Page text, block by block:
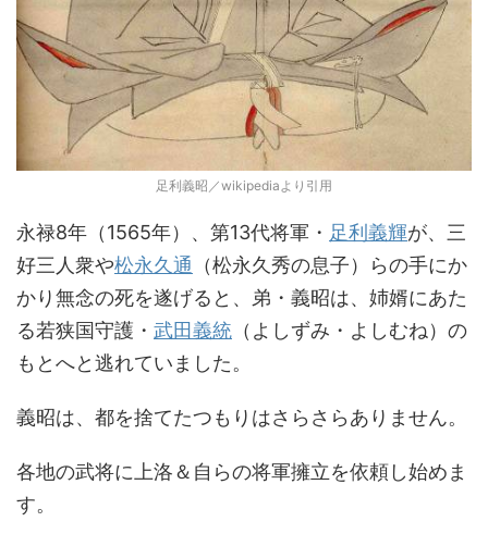
足利義昭／wikipediaより引用
永禄8年（1565年）、第13代将軍・ 足利義輝が、三
好三人衆や松永久通 （松永久秀の息子）らの手にか
かり無念の死を遂げると、弟・義昭は、姉婿にあた
る若狭国守護・ 武田義統 （よしずみ・よしむね）の
もとへと逃れていました。
義昭は、都を捨てたつもりはさらさらありません。
各地の武将に上洛＆自らの将軍擁立を依頼し始めま
す。